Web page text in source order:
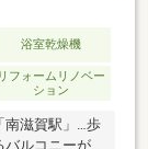
浴室乾燥機
リフォームリノベー
ション
滋賀駅」…歩
ルコニーが